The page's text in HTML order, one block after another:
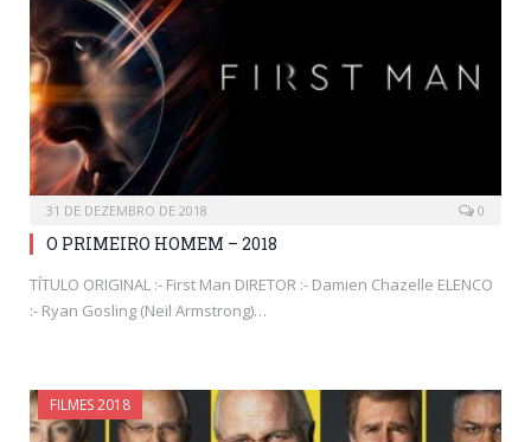
31 DE DEZEMBRO DE 2018 0
O PRIMEIRO HOMEM – 2018
TÍTULO ORIGINAL :- First Man DIRETOR :- Damien Chazelle ELENCO
:- Ryan Gosling (Neil Armstrong)…
FILMES 2018